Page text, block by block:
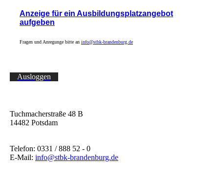
Anzeige für ein Ausbildungsplatzangebot
aufgeben
Fragen und Anregunge bitte an info@stbk-brandenburg.de
Ausloggen
Tuchmacherstraße 48 B
14482 Potsdam
Telefon: 0331 / 888 52 - 0
E-Mail: info@stbk-brandenburg.de